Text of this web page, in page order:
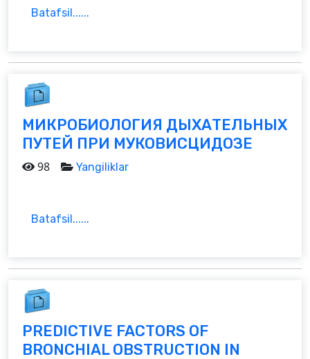
Batafsil......
МИКРОБИОЛОГИЯ ДЫХАТЕЛЬНЫХ
ПУТЕЙ ПРИ МУКОВИСЦИДОЗЕ
98 Yangiliklar
Batafsil......
PREDICTIVE FACTORS OF
BRONCHIAL OBSTRUCTION IN